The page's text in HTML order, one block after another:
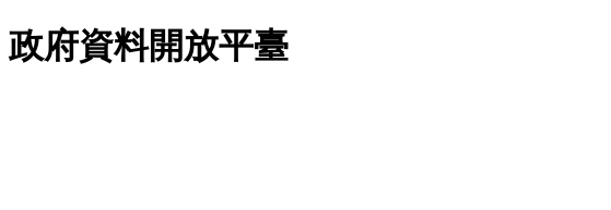
跳至主要內容
政府資料開放平臺